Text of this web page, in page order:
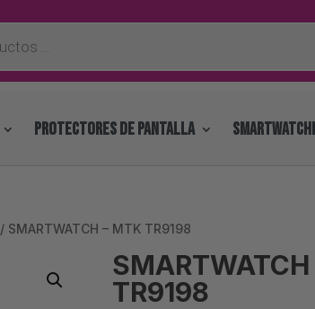
PROTECTORES DE PANTALLA
/ SMARTWATCH – MTK TR9198
TR9198